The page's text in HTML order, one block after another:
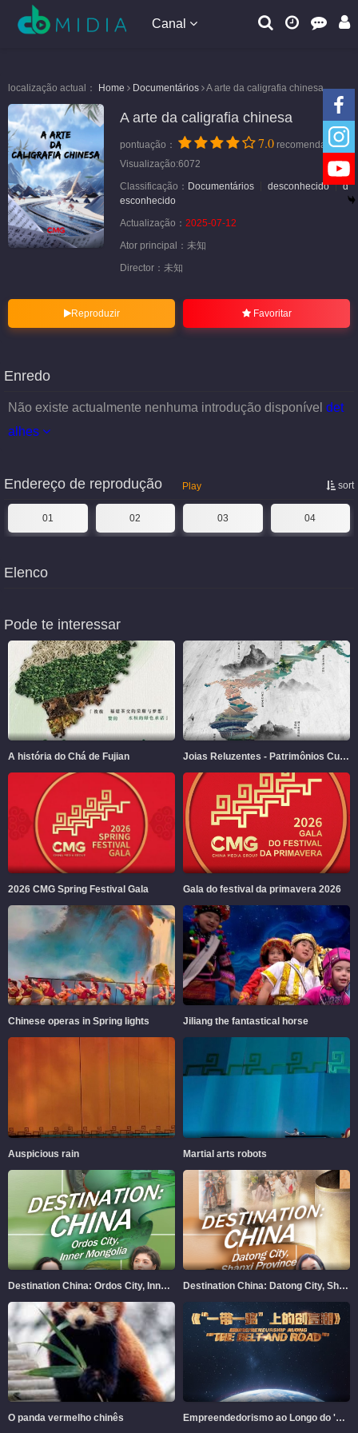
Canal
localização actual： Home Documentários A arte da caligrafia chinesa
A arte da caligrafia chinesa
pontuação： 7.0 recomendação
Visualização:6072
Classificação： Documentários desconhecido
d
esconhecido
Actualização： 2025-07-12
Ator principal： 未知
Director： 未知
Reproduzir Favoritar
Enredo
Não existe actualmente nenhuma introdução disponível det
alhes
sort
Endereço de reprodução Play
01 02 03 04
Elenco
Pode te interessar
A história do Chá de Fujian Joias Reluzentes - Patrimônios Culturais e Naturais em Fujian
2026 CMG Spring Festival Gala Gala do festival da primavera 2026
Chinese operas in Spring lights Jiliang the fantastical horse
Auspicious rain Martial arts robots
Destination China: Ordos City, Inner Mongolia Destination China: Datong City, Shanxi Province
O panda vermelho chinês Empreendedorismo ao Longo do 'Cinturão e Rota'